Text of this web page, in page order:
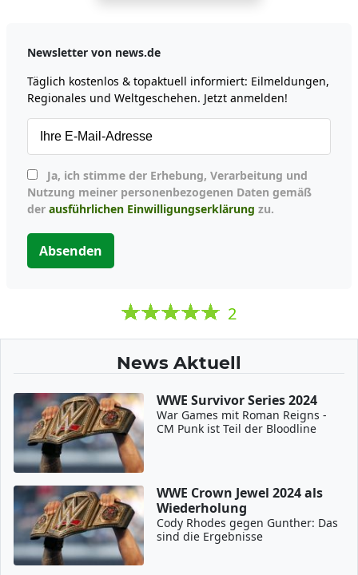
Newsletter von news.de
Täglich kostenlos & topaktuell informiert: Eilmeldungen,
Regionales und Weltgeschehen. Jetzt anmelden!
Nutzung meiner personenbezogenen Daten gemäß
der ausführlichen Einwilligungserklärung zu.
Absenden
2
News Aktuell
WWE Survivor Series 2024
War Games mit Roman Reigns -
CM Punk ist Teil der Bloodline
WWE Crown Jewel 2024 als
Wiederholung
Cody Rhodes gegen Gunther: Das
sind die Ergebnisse